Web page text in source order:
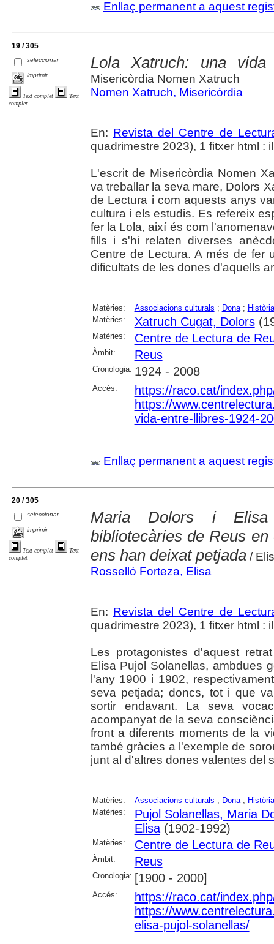
Enllaç permanent a aquest
19 / 305
seleccionar
imprimir
Text complet
Text
complet
Lola Xatruch: una vida
Misericòrdia Nomen Xatruch
Nomen Xatruch, Misericòrdia
En: Revista del Centre de
quadrimestre 2023), 1 fitxer html :
L'escrit de Misericòrdia Nomen
va treballar la seva mare, Dolors
de Lectura i com aquests anys
cultura i els estudis. Es refereix
fer la Lola, així és com
fills i s'hi relaten diverses
Centre de Lectura. A més de fer
dificultats de les dones d'aquells
Matèries: Associacions culturals ; Dona;
Matèries:
Xatruch Cugat, Dolors
Matèries: Centre de Lectura de
Àmbit: Reus
Cronologia: 1924 - 2008
Accés:
https://raco.cat/
https://
vida-entre-llibres-1924-
Enllaç permanent a aquest
20 / 305
seleccionar
imprimir
Text complet
Text
complet
Maria Dolors i Elisa
bibliotecàries de Reus
ens han deixat petjada/
Rosselló Forteza, Elisa
En: Revista del Centre de
quadrimestre 2023), 1 fitxer html :
Les protagonistes d'aquest
Elisa Pujol Solanellas, ambdues
l'any 1900 i 1902,
seva petjada; doncs, tot i que
sortir endavant. La seva
acompanyat de la seva
front a diferents moments de la
també gràcies a l'exemple de
junt al d'altres dones valentes del
Matèries: Associacions culturals ; Dona;
Matèries:
Pujol Solanellas, Maria
Elisa(1902-1992)
Matèries: Centre de Lectura de
Àmbit: Reus
Cronologia: [1900 - 2000]
Accés:
https://raco.cat/
https://
elisa-pujol-solanellas/